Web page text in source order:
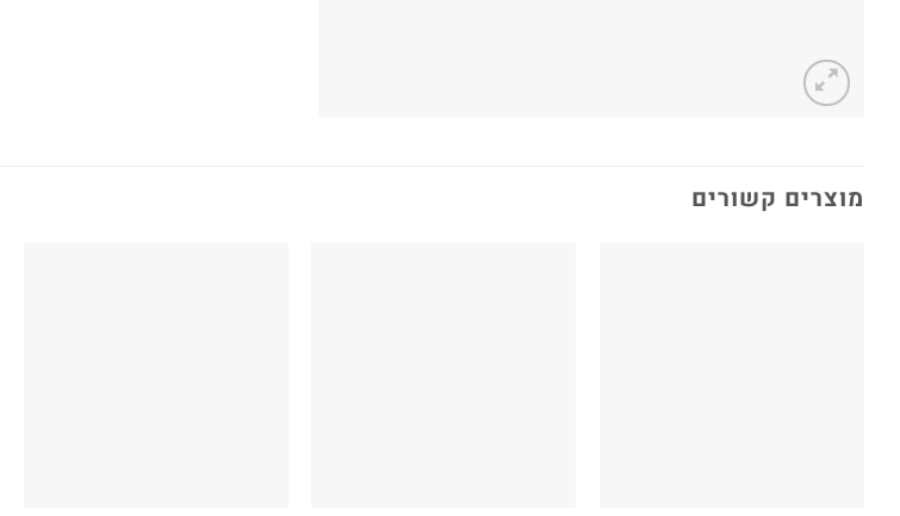
מוצרים קשורים